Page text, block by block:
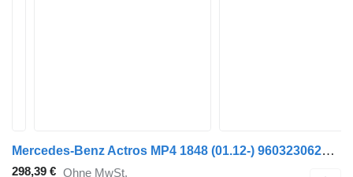
Mercedes-Benz Actros MP4 1848 (01.12-) 9603230624 Stabilisator für Mercedes-Benz Actros MP4 Antos Arocs (2012-) Sattelzugmaschine
298,39 € Ohne MwSt.